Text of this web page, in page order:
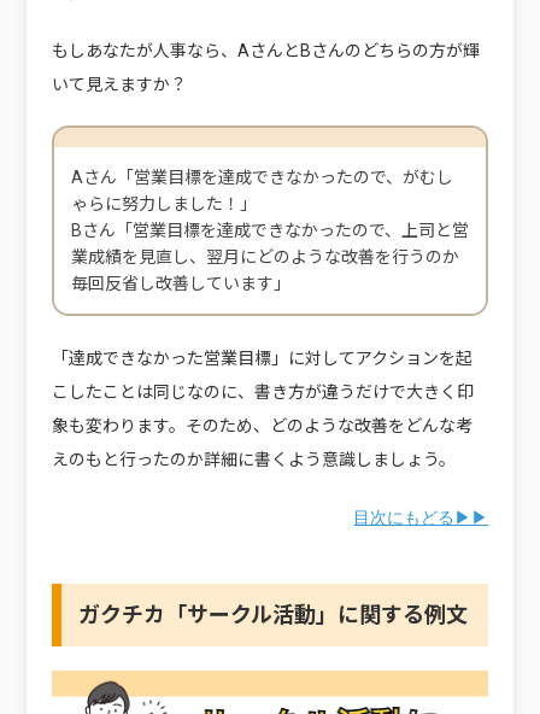
もしあなたが人事なら、AさんとBさんのどちらの方が輝
いて見えますか？
Aさん「営業目標を達成できなかったので、がむし
ゃらに努力しました！」
Bさん「営業目標を達成できなかったので、上司と営
業成績を見直し、翌月にどのような改善を行うのか
毎回反省し改善しています」
「達成できなかった営業目標」に対してアクションを起
こしたことは同じなのに、書き方が違うだけで大きく印
象も変わります。そのため、どのような改善をどんな考
えのもと行ったのか詳細に書くよう意識しましょう。
目次にもどる▶▶
ガクチカ「サークル活動」に関する例文